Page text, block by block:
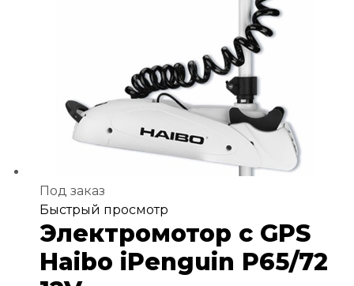
Под заказ
Добавить
в
избранное
Быстрый просмотр
Электромотор с GPS
Haibo iPenguin P65/72